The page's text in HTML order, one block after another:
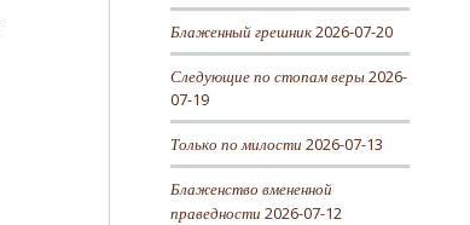
Блаженный грешник2026-07-20
Следующие по стопам веры2026-
07-19
Только по милости 2026-07-13
Блаженство вмененной
праведности 2026-07-12